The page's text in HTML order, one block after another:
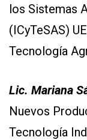
los Sistemas
(ICyTeSAS)
Tecnología
Lic. Mariana
Nuevos
Tecnología